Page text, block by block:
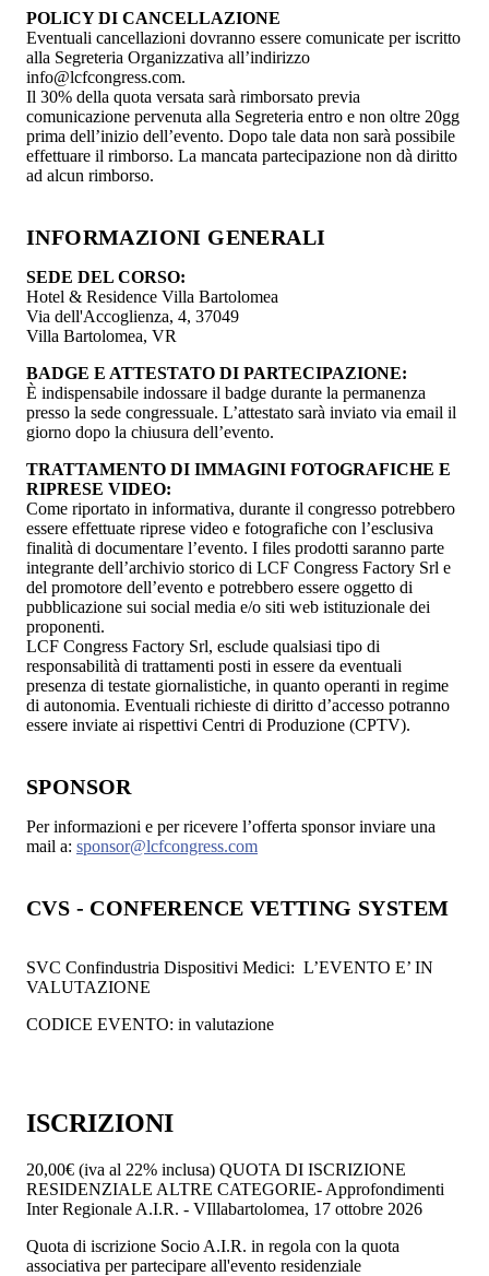
POLICY DI CANCELLAZIONE
Eventuali cancellazioni dovranno essere comunicate per iscritto
alla Segreteria Organizzativa all’indirizzo
info@lcfcongress.com.
Il 30% della quota versata sarà rimborsato previa
comunicazione pervenuta alla Segreteria entro e non oltre 20gg
prima dell’inizio dell’evento. Dopo tale data non sarà possibile
effettuare il rimborso. La mancata partecipazione non dà diritto
ad alcun rimborso.
INFORMAZIONI GENERALI
SEDE DEL CORSO:
Hotel & Residence Villa Bartolomea
Via dell'Accoglienza, 4, 37049
Villa Bartolomea, VR
BADGE E ATTESTATO DI PARTECIPAZIONE:
È indispensabile indossare il badge durante la permanenza
presso la sede congressuale. L’attestato sarà inviato via email il
giorno dopo la chiusura dell’evento.
TRATTAMENTO DI IMMAGINI FOTOGRAFICHE E
RIPRESE VIDEO:
Come riportato in informativa, durante il congresso potrebbero
essere effettuate riprese video e fotografiche con l’esclusiva
finalità di documentare l’evento. I files prodotti saranno parte
integrante dell’archivio storico di LCF Congress Factory Srl e
del promotore dell’evento e potrebbero essere oggetto di
pubblicazione sui social media e/o siti web istituzionale dei
proponenti.
LCF Congress Factory Srl, esclude qualsiasi tipo di
responsabilità di trattamenti posti in essere da eventuali
presenza di testate giornalistiche, in quanto operanti in regime
di autonomia. Eventuali richieste di diritto d’accesso potranno
essere inviate ai rispettivi Centri di Produzione (CPTV).
SPONSOR
Per informazioni e per ricevere l’offerta sponsor inviare una
mail a: sponsor@lcfcongress.com
CVS - CONFERENCE VETTING SYSTEM
SVC Confindustria Dispositivi Medici: L’EVENTO E’ IN
VALUTAZIONE
CODICE EVENTO: in valutazione
ISCRIZIONI
20,00€ (iva al 22% inclusa) QUOTA DI ISCRIZIONE
RESIDENZIALE ALTRE CATEGORIE- Approfondimenti
Inter Regionale A.I.R. - VIllabartolomea, 17 ottobre 2026
Quota di iscrizione Socio A.I.R. in regola con la quota
associativa per partecipare all'evento residenziale